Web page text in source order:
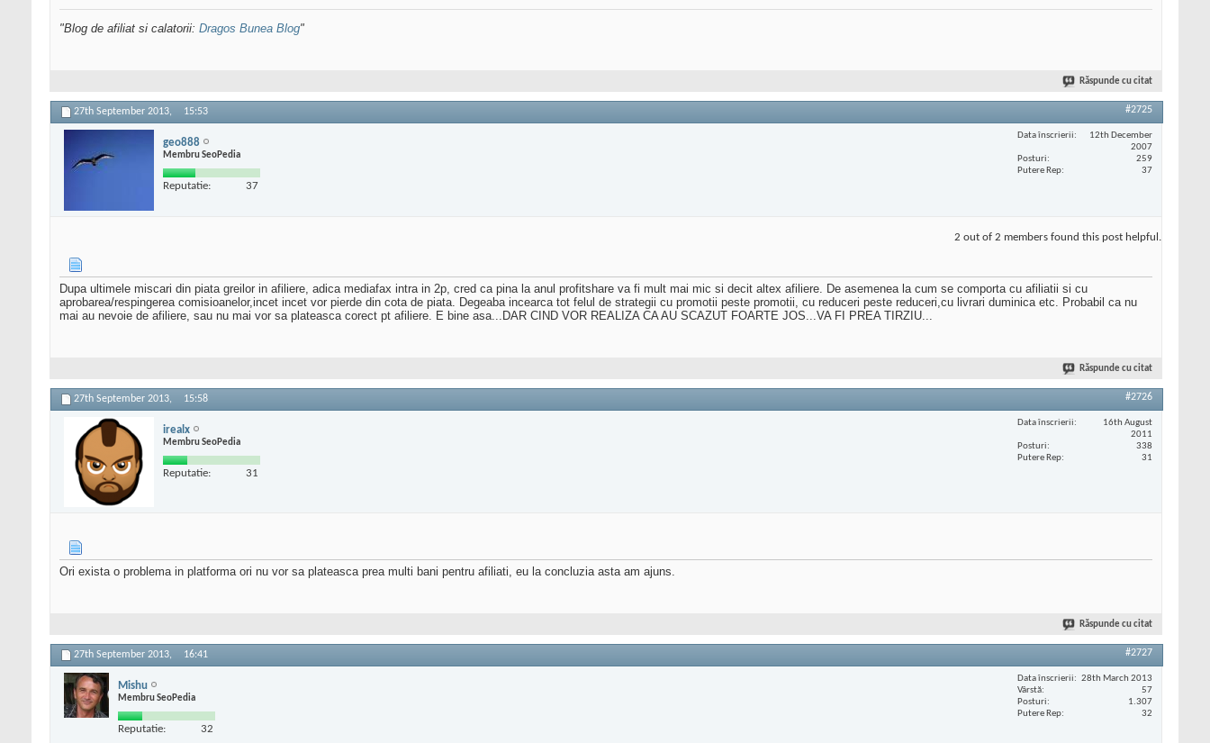
"Blog de afiliat si calatorii: Dragos Bunea Blog"
Răspunde cu citat
27th September 2013, 15:53 #2725
geo888
Membru SeoPedia
Reputatie: 37
Data înscrierii
12th December
2007
Posturi
259
Putere Rep
37
2 out of 2 members found this post helpful.
Dupa ultimele miscari din piata greilor in afiliere, adica mediafax intra in 2p, cred ca pina la anul profitshare va fi mult mai mic si decit altex afiliere. De asemenea la cum se comporta cu afiliatii si cu
aprobarea/respingerea comisioanelor,incet incet vor pierde din cota de piata. Degeaba incearca tot felul de strategii cu promotii peste promotii, cu reduceri peste reduceri,cu livrari duminica etc. Probabil ca nu
mai au nevoie de afiliere, sau nu mai vor sa plateasca corect pt afiliere. E bine asa...DAR CIND VOR REALIZA CA AU SCAZUT FOARTE JOS...VA FI PREA TIRZIU...
Răspunde cu citat
27th September 2013, 15:58 #2726
irealx
Membru SeoPedia
Reputatie: 31
Data înscrierii
16th August
2011
Posturi
338
Putere Rep
31
Ori exista o problema in platforma ori nu vor sa plateasca prea multi bani pentru afiliati, eu la concluzia asta am ajuns.
Răspunde cu citat
27th September 2013, 16:41 #2727
Mishu
Membru SeoPedia
Reputatie: 32
Data înscrierii
28th March 2013
Vârstă
57
Posturi
1.307
Putere Rep
32